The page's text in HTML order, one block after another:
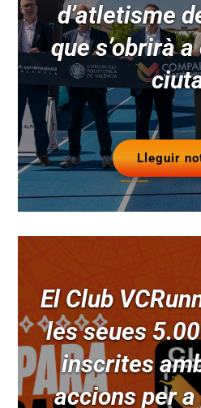
d’atletisme
que s’obrirà
Lleguir
El Club
les seues
inscrites
accions per